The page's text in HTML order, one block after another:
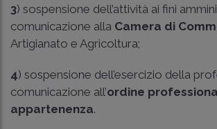
3) sospensione dell’attività ai fini
comunicazione alla Camera di
Artigianato e Agricoltura;
4) sospensione dell’esercizio della
comunicazione all’ordine
appartenenza.